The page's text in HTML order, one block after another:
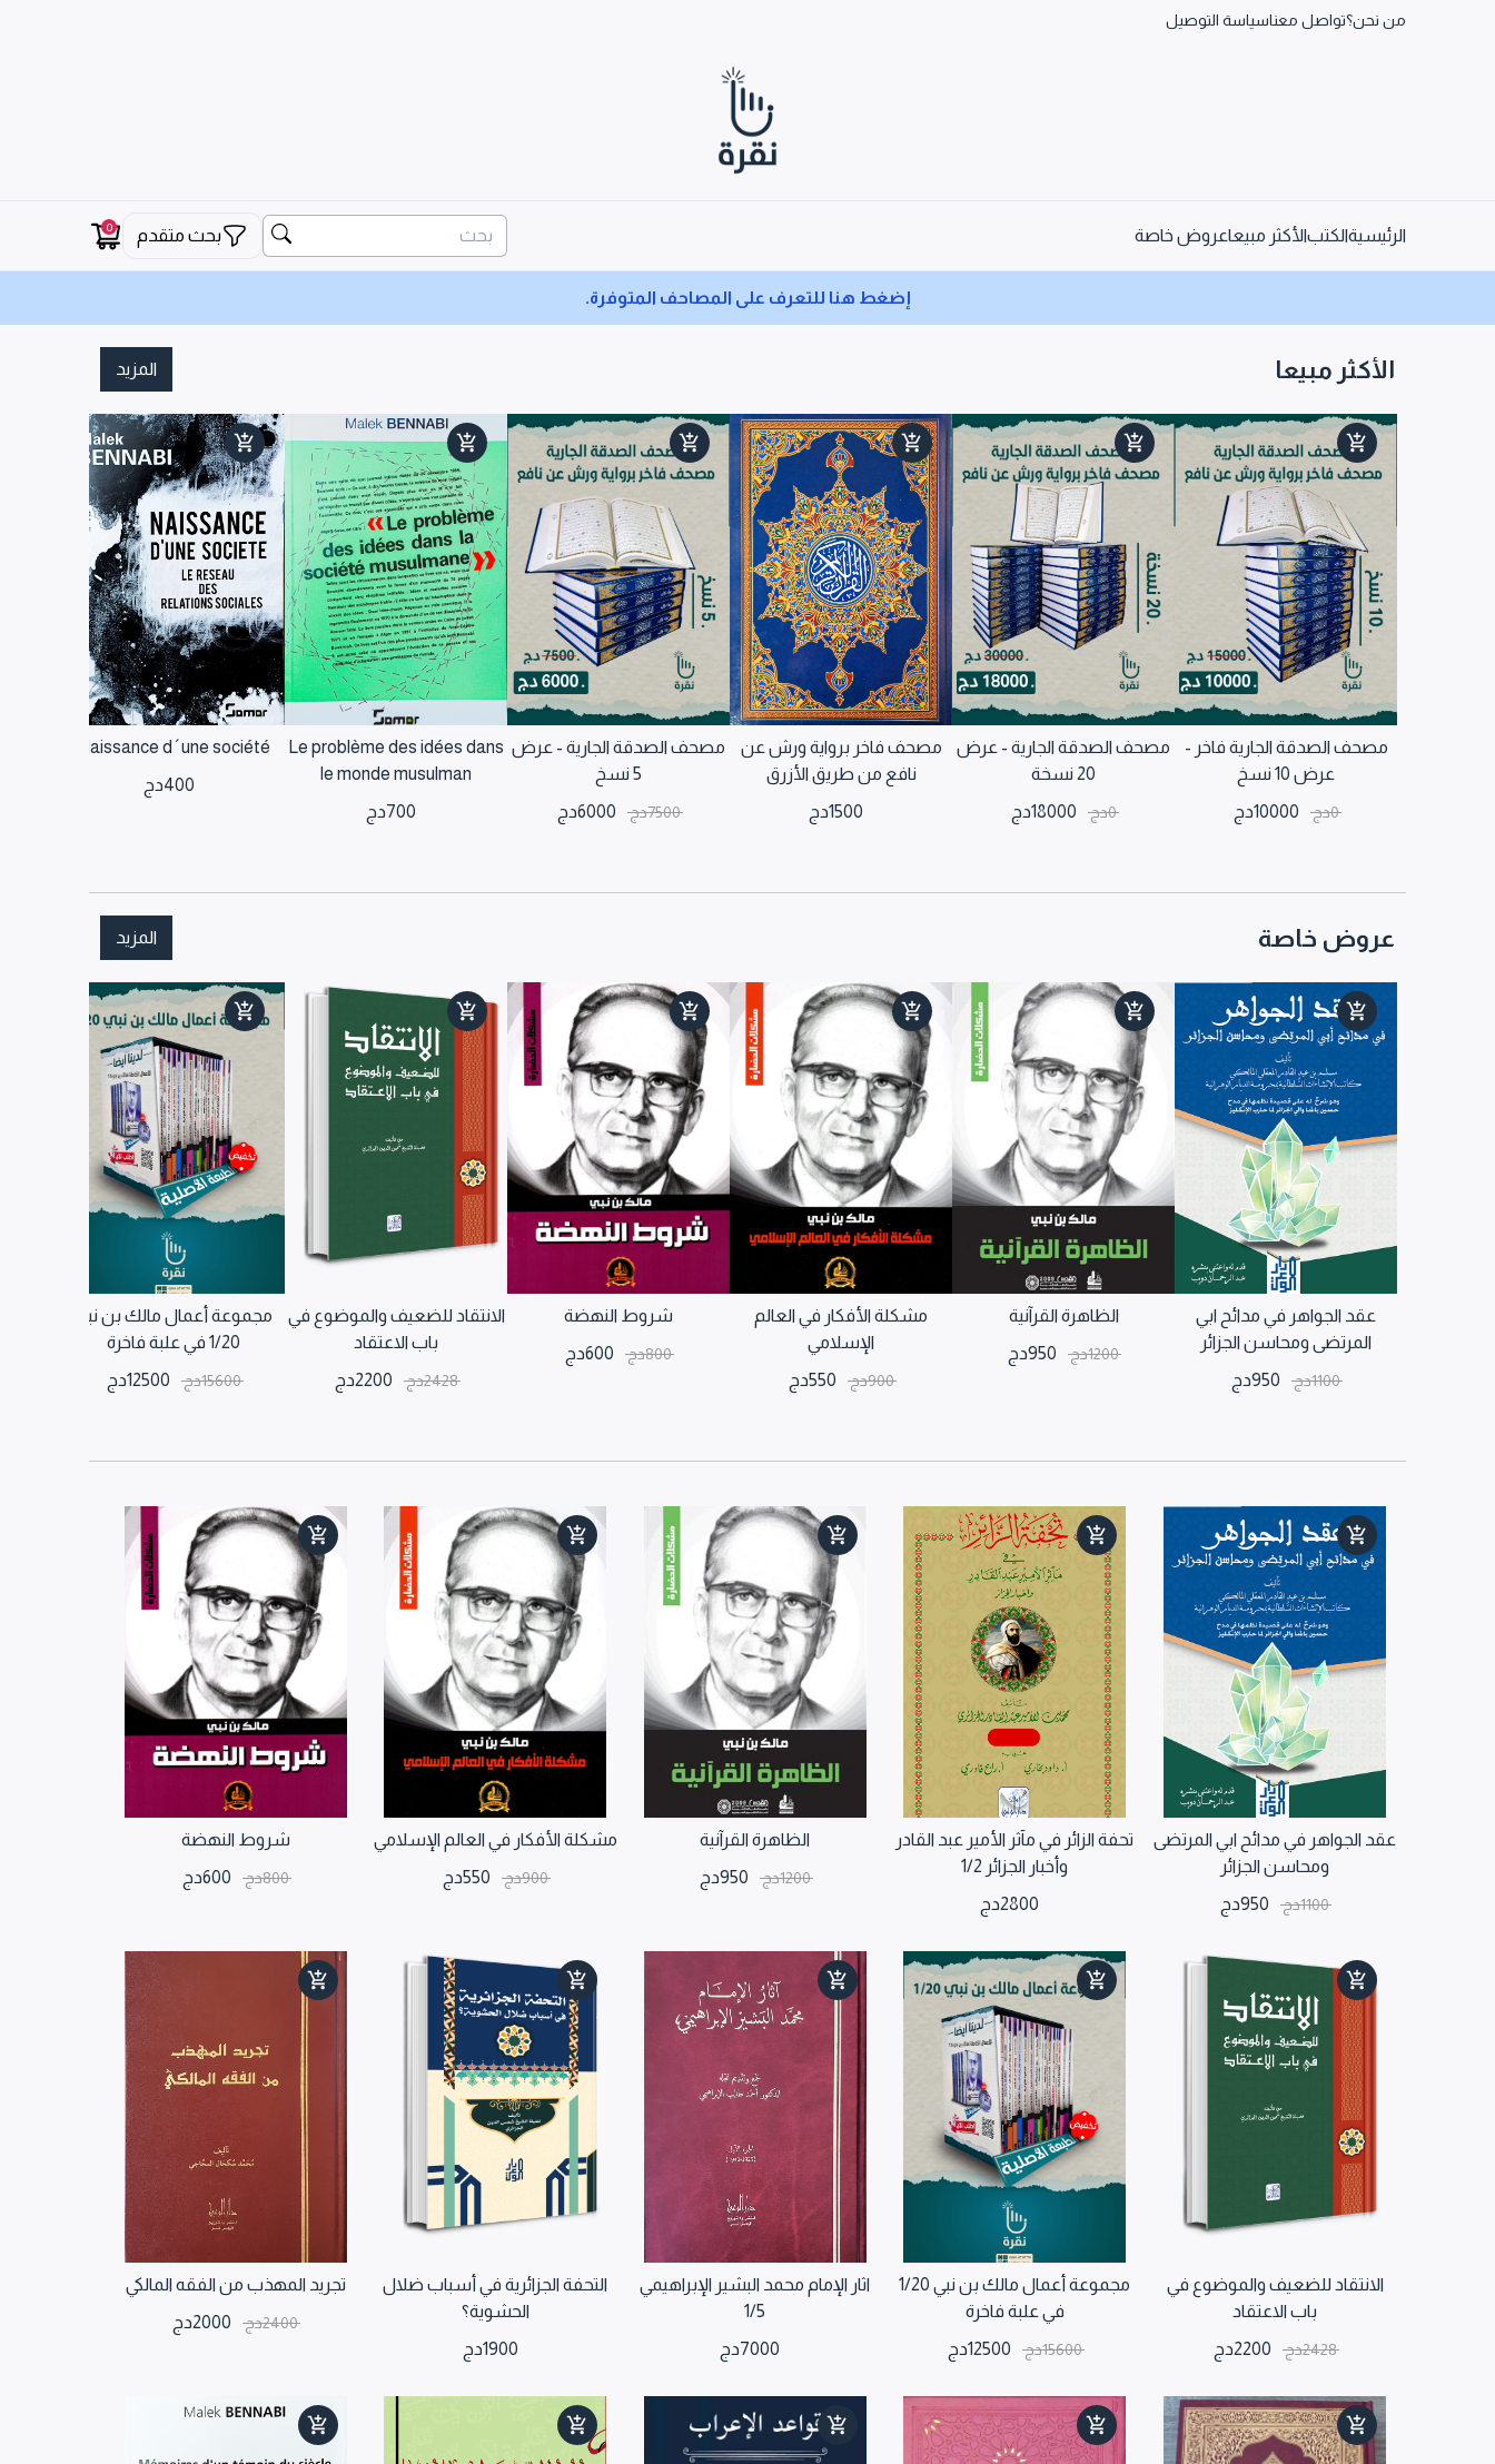
من نحن؟تواصل معناسياسة التوصيل
الرئيسيةالكتبالأكثر مبيعاعروض خاصة بحث متقدم 0
إضغط هنا للتعرف على المصاحف المتوفرة.
الأكثر مبيعا المزيد
مصحف الصدقة الجارية فاخر -
عرض 10 نسخ
0دج 10000دج
مصحف الصدقة الجارية - عرض
20 نسخة
0دج 18000دج
مصحف فاخر برواية ورش عن
نافع من طريق الأزرق
1500دج
مصحف الصدقة الجارية - عرض
5 نسخ
7500دج 6000دج
Le problème des idées dans
le monde musulman
700دج
Naissance d´une société
400دج
عروض خاصة المزيد
عقد الجواهر في مدائح ابي
المرتضى ومحاسن الجزائر
1100دج 950دج
الظاهرة القرآنية
1200دج 950دج
مشكلة الأفكار في العالم
الإسلامي
900دج 550دج
شروط النهضة
800دج 600دج
الانتقاد للضعيف والموضوع في
باب الاعتقاد
2428دج 2200دج
مجموعة أعمال مالك بن نبي
1/20 في علبة فاخرة
15600دج 12500دج
عقد الجواهر في مدائح ابي المرتضى
ومحاسن الجزائر
1100دج 950دج
تحفة الزائر في مآثر الأمير عبد القادر
وأخبار الجزائر 1/2
2800دج
الظاهرة القرآنية
1200دج 950دج
مشكلة الأفكار في العالم الإسلامي
900دج 550دج
شروط النهضة
800دج 600دج
الانتقاد للضعيف والموضوع في
باب الاعتقاد
2428دج 2200دج
مجموعة أعمال مالك بن نبي 1/20
في علبة فاخرة
15600دج 12500دج
اثار الإمام محمد البشير الإبراهيمي
1/5
7000دج
التحفة الجزائرية في أسباب ضلال
الحشوية؟
1900دج
تجريد المهذب من الفقه المالكي
2400دج 2000دج